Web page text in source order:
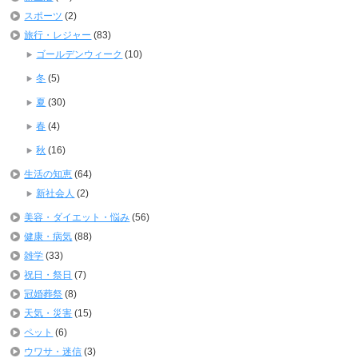
スポーツ (2)
旅行・レジャー (83)
ゴールデンウィーク (10)
冬 (5)
夏 (30)
春 (4)
秋 (16)
生活の知恵 (64)
新社会人 (2)
美容・ダイエット・悩み (56)
健康・病気 (88)
雑学 (33)
祝日・祭日 (7)
冠婚葬祭 (8)
天気・災害 (15)
ペット (6)
ウワサ・迷信 (3)